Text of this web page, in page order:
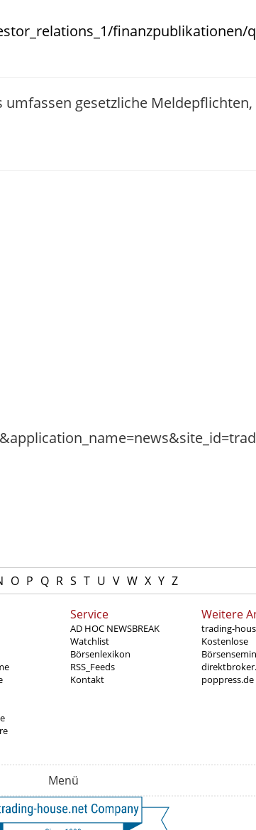
finanzpublikationen/
umfassen gesetzliche
O P Q R S T U V W X Y Z
Service
AD HOC NEWSBREAK
Watchlist
Börsenlexikon
RSS_Feeds
Kontakt
Weitere
trading-
Kostenlose
poppress.de
Menü